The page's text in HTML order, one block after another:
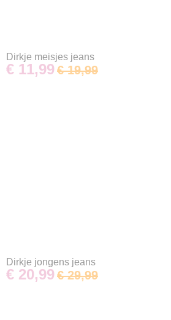
Dirkje meisjes jeans
€ 11,99 € 19,99
Dirkje jongens jeans
€ 20,99 € 29,99